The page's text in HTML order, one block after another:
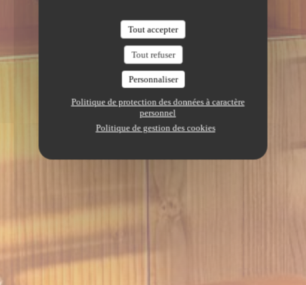
Tout accepter
Tout refuser
Personnaliser
Politique de protection des données à caractère
personnel
Politique de gestion des cookies